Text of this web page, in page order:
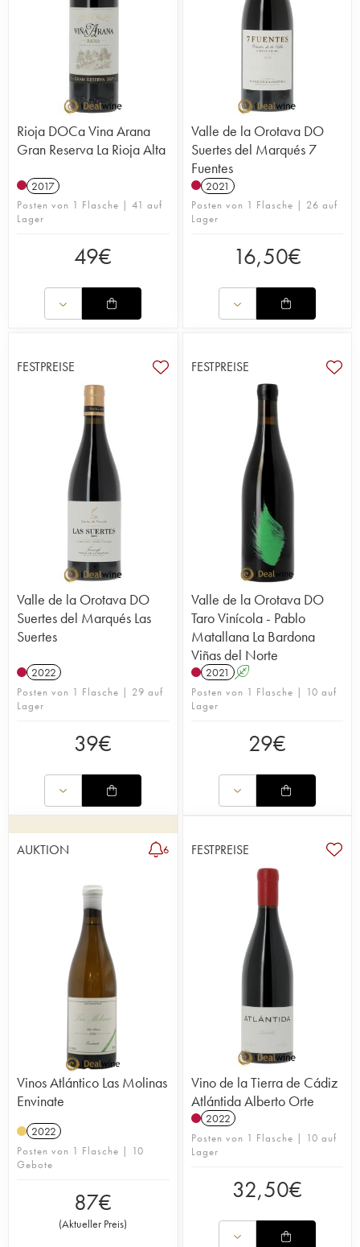
Rioja DOCa Vina Arana
Gran Reserva La Rioja Alta
2017
Posten von 1 Flasche | 41 auf
Lager
49€
Valle de la Orotava DO
Suertes del Marqués 7
Fuentes
2021
Posten von 1 Flasche | 26 auf
Lager
16,50€
FESTPREISE
Valle de la Orotava DO
Suertes del Marqués Las
Suertes
2022
Posten von 1 Flasche | 29 auf
Lager
39€
FESTPREISE
Valle de la Orotava DO
Taro Vinícola - Pablo
Matallana La Bardona
Viñas del Norte
2021 A
Posten von 1 Flasche | 10 auf
Lager
29€
AUKTION 6
Vinos Atlántico Las Molinas
Envinate
2022
Posten von 1 Flasche | 10
Gebote
87€
(Aktueller Preis)
FESTPREISE
Vino de la Tierra de Cádiz
Atlántida Alberto Orte
2022
Posten von 1 Flasche | 10 auf
Lager
32,50€